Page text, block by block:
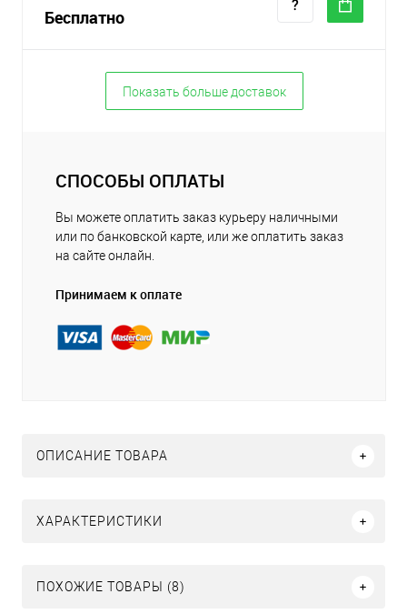
Бесплатно
Показать больше доставок
СПОСОБЫ ОПЛАТЫ
Вы можете оплатить заказ курьеру наличными
или по банковской карте, или же оплатить заказ
на сайте онлайн.
Принимаем к оплате
ОПИСАНИЕ ТОВАРА
ХАРАКТЕРИСТИКИ
ПОХОЖИЕ ТОВАРЫ (8)